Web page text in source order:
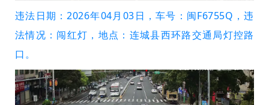
违法日期：2026年04月03日，车号：闽F6755Q，违
法情况：闯红灯，地点：连城县西环路交通局灯控路
口。